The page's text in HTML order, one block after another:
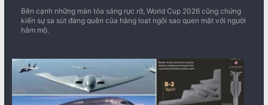
Bên cạnh những màn tỏa sáng rực rỡ, World Cup 2026 cũng chứng
kiến sự sa sút đáng quên của hàng loạt ngôi sao quen mặt với người
hâm mộ.